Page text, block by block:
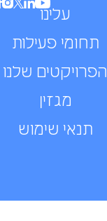
עלינו
תחומי פעילות
הפרויקטים שלנו
מגזין
תנאי שימוש